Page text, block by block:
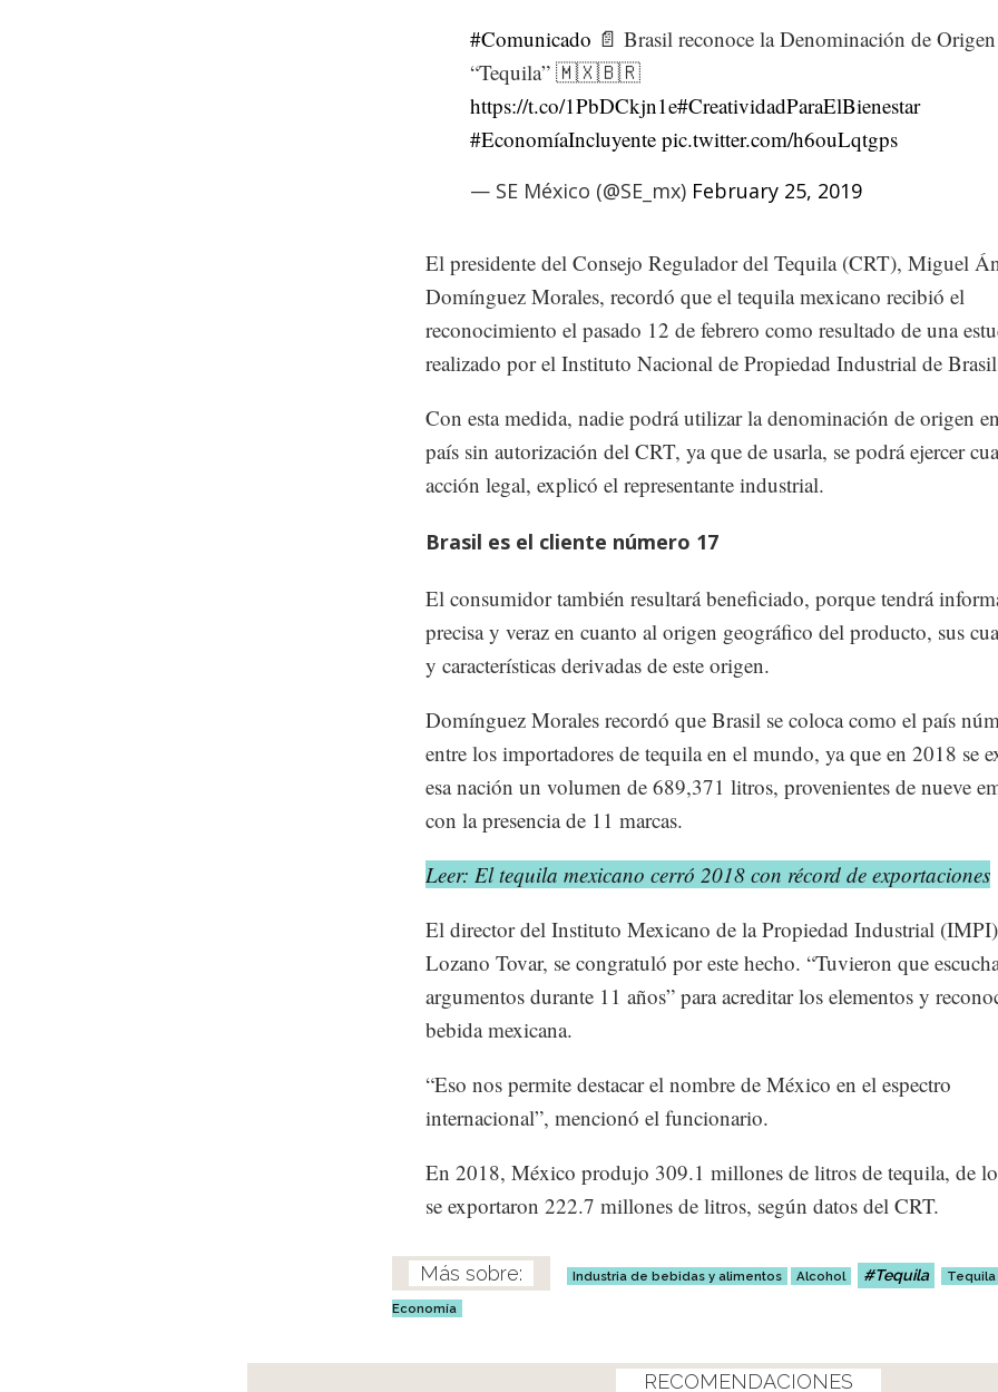
#Comunicado 📄 Brasil reconoce la Denominación de Origen
“Tequila” 🇲🇽🇧🇷
https://t.co/1PbDCkjn1e#CreatividadParaElBienestar
#EconomíaIncluyente pic.twitter.com/h6ouLqtgps
— SE México (@SE_mx) February 25, 2019
El presidente del Consejo Regulador del Tequila (CRT), Miguel
Domínguez Morales, recordó que el tequila mexicano recibió el
reconocimiento el pasado 12 de febrero como resultado de una
realizado por el Instituto Nacional de Propiedad Industrial de
Con esta medida, nadie podrá utilizar la denominación de origen
país sin autorización del CRT, ya que de usarla, se podrá ejercer
acción legal, explicó el representante industrial.
Brasil es el cliente número 17
El consumidor también resultará beneficiado, porque tendrá
precisa y veraz en cuanto al origen geográfico del producto, sus
y características derivadas de este origen.
Domínguez Morales recordó que Brasil se coloca como el país
entre los importadores de tequila en el mundo, ya que en 2018 se
esa nación un volumen de 689,371 litros, provenientes de nueve
con la presencia de 11 marcas.
Leer: El tequila mexicano cerró 2018 con récord de exportaciones
El director del Instituto Mexicano de la Propiedad Industrial
Lozano Tovar, se congratuló por este hecho. “Tuvieron que
argumentos durante 11 años” para acreditar los elementos y
bebida mexicana.
“Eso nos permite destacar el nombre de México en el espectro
internacional”, mencionó el funcionario.
En 2018, México produjo 309.1 millones de litros de tequila, de
se exportaron 222.7 millones de litros, según datos del CRT.
Industria de bebidas y alimentos Alcohol Tequila Tequila
Economía
RECOMENDACIONES